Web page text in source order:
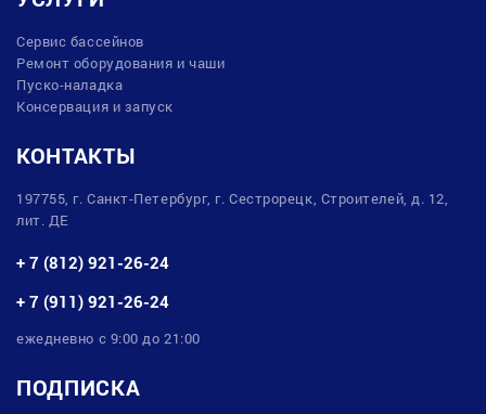
Сервис бассейнов
Ремонт оборудования и чаши
Пуско-наладка
Консервация и запуск
КОНТАКТЫ
197755, г. Санкт-Петербург, г. Сестрорецк, Строителей, д. 12,
лит. ДЕ
+ 7 (812) 921-26-24
+ 7 (911) 921-26-24
ежедневно с 9:00 до 21:00
ПОДПИСКА